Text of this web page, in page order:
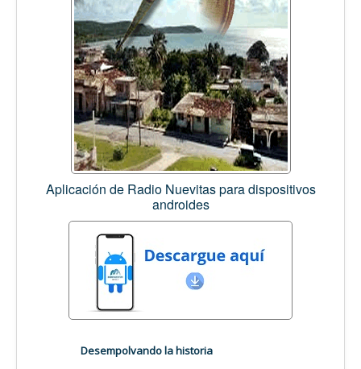
Aplicación de Radio Nuevitas para dispositivos
androides
Desempolvando la historia